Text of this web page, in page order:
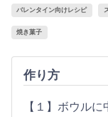
バレンタイン向けレシピ
焼き菓子
作り方
【１】ボウル